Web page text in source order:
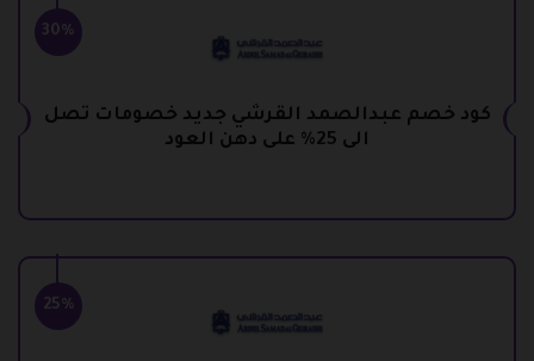
30%
كود خصم عبدالصمد القرشي جديد خصومات تصل
الى 25% على دهن العود
25%